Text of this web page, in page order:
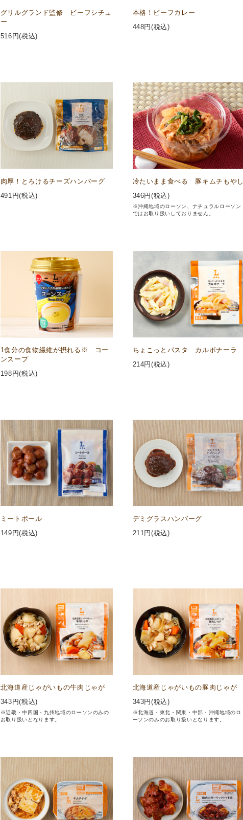
グリルグランド監修 ビーフシチュ
ー
516 円(税込)
本格！ビーフカレー
448円(税込)
肉厚！とろけるチーズハンバーグ
491 円(税込)
冷たいまま食べる 豚キムチもやし
346円(税込)
※沖縄地域のローソン、ナチュラルローソン
ではお取り扱いしておりません。
1食分の食物繊維が摂れる※ コー
ンスープ
198 円(税込)
ちょこっとパスタ カルボナーラ
214円(税込)
ミートボール
149 円(税込)
デミグラスハンバーグ
211円(税込)
北海道産じゃがいもの牛肉じゃが
343 円(税込)
※近畿・中四国・九州地域のローソンのみの
お取り扱いとなります。
北海道産じゃがいもの豚肉じゃが
343円(税込)
※北海道・東北・関東・中部・沖縄地域のロ
ーソンのみのお取り扱いとなります。